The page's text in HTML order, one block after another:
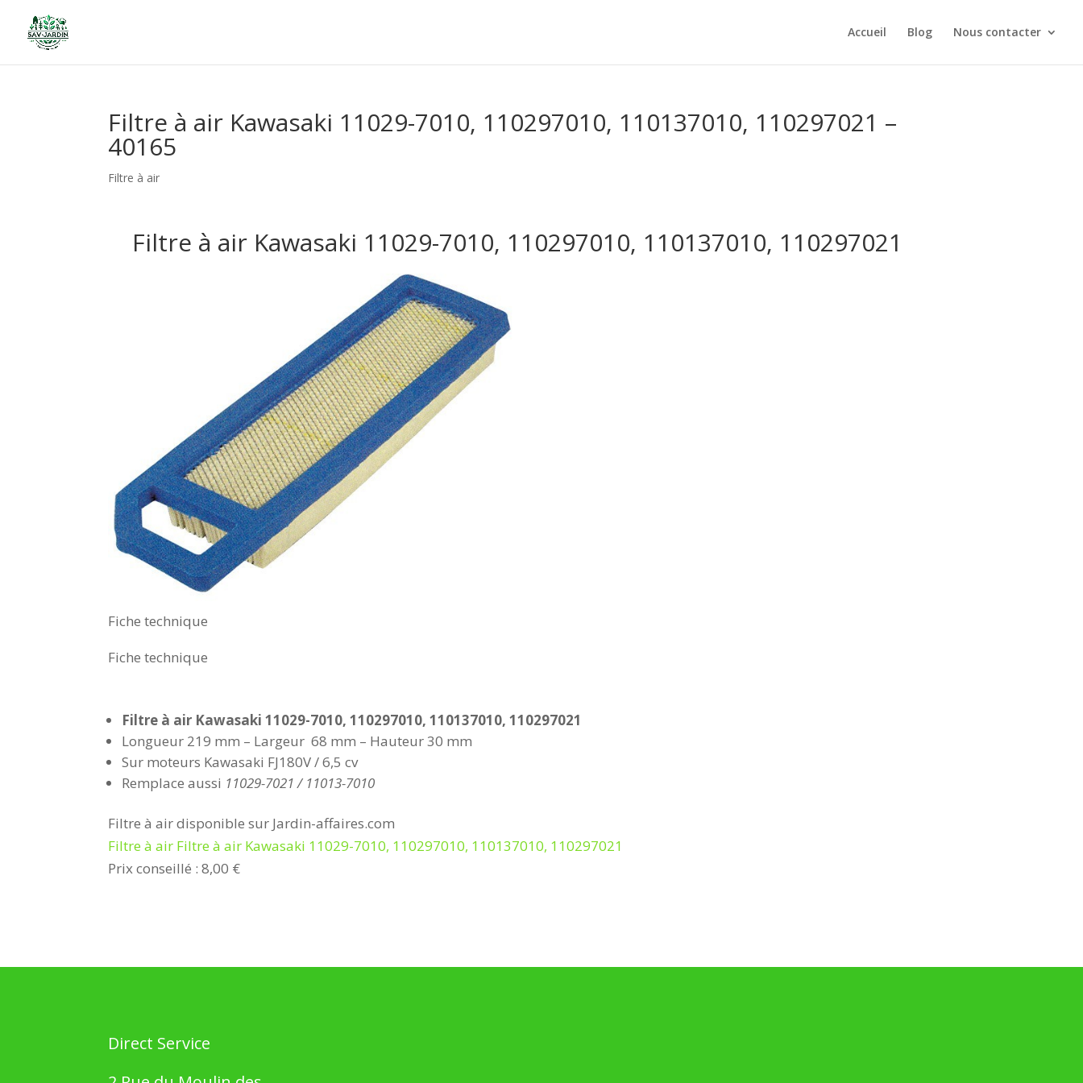
Accueil Blog Nous contacter
Filtre à air Kawasaki 11029-7010, 110297010, 110137010, 110297021 –
40165
Filtre à air
Filtre à air Kawasaki 11029-7010, 110297010, 110137010, 110297021
Fiche technique
Fiche technique
Filtre à air Kawasaki 11029-7010, 110297010, 110137010, 110297021
Longueur 219 mm – Largeur 68 mm – Hauteur 30 mm
Sur moteurs Kawasaki FJ180V / 6,5 cv
Remplace aussi 11029-7021 / 11013-7010
Filtre à air disponible sur Jardin-affaires.com
Filtre à air Filtre à air Kawasaki 11029-7010, 110297010, 110137010, 110297021
Prix conseillé : 8,00 €
Direct Service